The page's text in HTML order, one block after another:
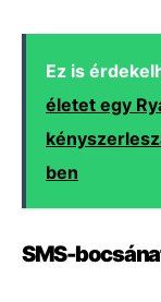
Ez is
életet egy
ben
SMS-